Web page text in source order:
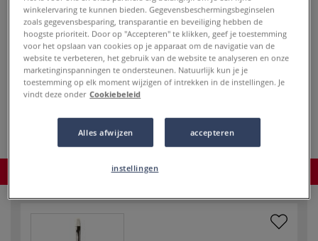
acrylverf en caseïne.
Meer
vanaf5,70 €
inclusief 21% BTW (6% BTW voor boeken)
Product bestellen
winkelervaring te kunnen bieden. Gegevensbeschermingsbeginselen
zoals gegevensbesparing, transparantie en beveiliging hebben de
hoogste prioriteit. Door op "Accepteren" te klikken, geef je toestemming
voor het opslaan van cookies op je apparaat om de navigatie van de
website te verbeteren, het gebruik van de website te analyseren en onze
marketinginspanningen te ondersteunen. Natuurlijk kun je je
toestemming op elk moment wijzigen of intrekken in de instellingen. Je
vindt deze onder Cookiebeleid
Alles afwijzen accepteren
instellingen